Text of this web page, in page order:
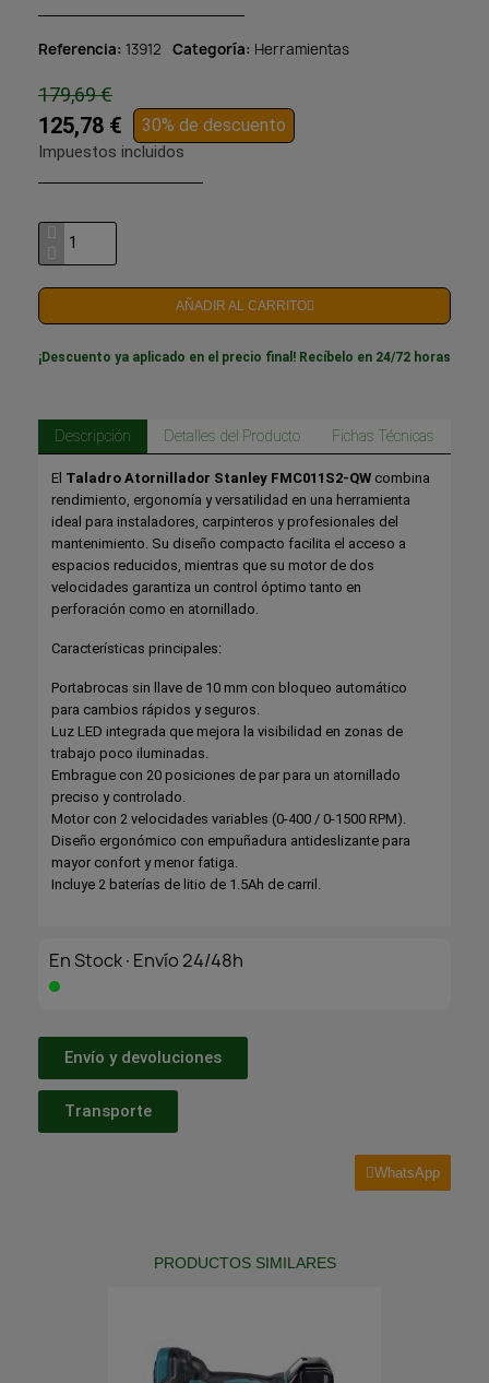
Referencia 13912 Categoría Herramientas
179,69 €
125,78 € 30% de descuento
Impuestos incluidos
AÑADIR AL CARRITO
¡Descuento ya aplicado en el precio final! Recíbelo en 24/72 horas
Descripción Detalles del Producto Fichas Técnicas
El Taladro Atornillador Stanley FMC011S2-QW combina
rendimiento, ergonomía y versatilidad en una herramienta
ideal para instaladores, carpinteros y profesionales del
mantenimiento. Su diseño compacto facilita el acceso a
espacios reducidos, mientras que su motor de dos
velocidades garantiza un control óptimo tanto en
perforación como en atornillado.
Características principales:
Portabrocas sin llave de 10 mm con bloqueo automático
para cambios rápidos y seguros.
Luz LED integrada que mejora la visibilidad en zonas de
trabajo poco iluminadas.
Embrague con 20 posiciones de par para un atornillado
preciso y controlado.
Motor con 2 velocidades variables (0-400 / 0-1500 RPM).
Diseño ergonómico con empuñadura antideslizante para
mayor confort y menor fatiga.
Incluye 2 baterías de litio de 1.5Ah de carril.
En Stock·Envío 24/48h
Envío y devoluciones
Transporte
WhatsApp
PRODUCTOS SIMILARES